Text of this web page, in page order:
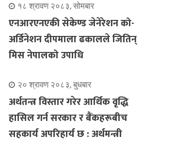
१८ श्रावण २०८३, सोमबार
एनआरएनएकी सेकेण्ड जेनेरेशन को-
अर्डिनेशन दीपमाला ढकालले जितिन्
मिस नेपालको उपाधि
२० श्रावण २०८३, बुधबार
अर्थतन्त्र विस्तार गरेर आर्थिक वृद्धि
हासिल गर्न सरकार र बैंकहरूबीच
सहकार्य अपरिहार्य छ : अर्थमन्त्री